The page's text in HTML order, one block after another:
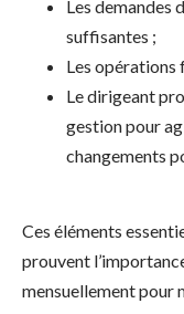
Les demandes
suffisantes ;
Les
Le dirigeant
gestion pour
changements
Ces éléments
prouvent
mensuellement pour